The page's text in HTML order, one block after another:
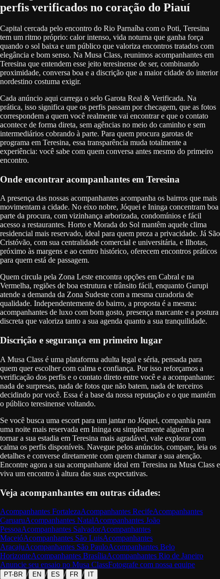
perfis verificados no coração do Piauí
Capital cercada pelo encontro do Rio Parnaíba com o Poti, Teresina
tem um ritmo próprio: calor intenso, vida noturna que ganha força
quando o sol baixa e um público que valoriza encontros tratados com
elegância e bom senso. Na Musa Class, reunimos acompanhantes em
Teresina que entendem esse jeito teresinense de ser, combinando
proximidade, conversa boa e a discrição que a maior cidade do interior
nordestino costuma exigir.
Cada anúncio aqui carrega o selo Garota Real & Verificada. Na
prática, isso significa que os perfis passam por checagem, que as fotos
correspondem a quem você realmente vai encontrar e que o contato
acontece de forma direta, sem agências no meio do caminho e sem
intermediários cobrando à parte. Para quem procura garotas de
programa em Teresina, essa transparência muda totalmente a
experiência: você sabe com quem conversa antes mesmo do primeiro
encontro.
Onde encontrar acompanhantes em Teresina
A presença das nossas acompanhantes acompanha os bairros que mais
movimentam a cidade. No eixo nobre, Jóquei e Ininga concentram boa
parte da procura, com vizinhança arborizada, condomínios e fácil
acesso a restaurantes. Horto e Morada do Sol mantêm aquele clima
residencial mais reservado, ideal para quem preza a privacidade. Já São
Cristóvão, com sua centralidade comercial e universitária, e Ilhotas,
próximo às margens e ao centro histórico, oferecem encontros práticos
para quem está de passagem.
Quem circula pela Zona Leste encontra opções em Cabral e na
Vermelha, regiões de boa estrutura e trânsito fácil, enquanto Gurupi
atende a demanda da Zona Sudeste com a mesma curadoria de
qualidade. Independentemente do bairro, a proposta é a mesma:
acompanhantes de luxo com bom gosto, presença marcante e a postura
discreta que valoriza tanto a sua agenda quanto a sua tranquilidade.
Discrição e segurança em primeiro lugar
A Musa Class é uma plataforma adulta legal e séria, pensada para
quem quer escolher com calma e confiança. Por isso reforçamos a
verificação dos perfis e o contato direto entre você e a acompanhante:
nada de surpresas, nada de fotos que não batem, nada de terceiros
decidindo por você. Essa é a base da nossa reputação e o que mantém
o público teresinense voltando.
Se você busca uma escort para um jantar no Jóquei, companhia para
uma noite mais reservada em Ininga ou simplesmente alguém para
tornar a sua estadia em Teresina mais agradável, vale explorar com
calma os perfis disponíveis. Navegue pelos anúncios, compare, leia os
detalhes e converse diretamente com quem chamar a sua atenção.
Encontre agora a sua acompanhante ideal em Teresina na Musa Class e
viva um encontro à altura das suas expectativas.
Veja acompanhantes em outras cidades:
Acompanhantes FortalezaAcompanhantes RecifeAcompanhantes
CaruaruAcompanhantes NatalAcompanhantes João
PessoaAcompanhantes SalvadorAcompanhantes
MaceióAcompanhantes São LuisAcompanhantes
AracajuAcompanhantes São PauloAcompanhantes Belo
HorizonteAcompanhantes BrasíliaAcompanhantes Rio de Janeiro
Anuncie seu ensaio no Musa ClassFotografe com nossa equipe
PT-BR / EN / ES / FR / IT